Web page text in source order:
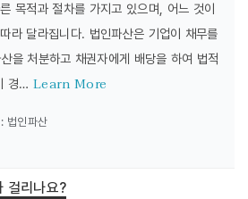
목적과 절차를 가지고 있으며, 어느 것이
라 달라집니다. 법인파산은 기업이 채무를
을 처분하고 채권자에게 배당을 하여 법적
경…Learn More
법인파산
걸리나요?